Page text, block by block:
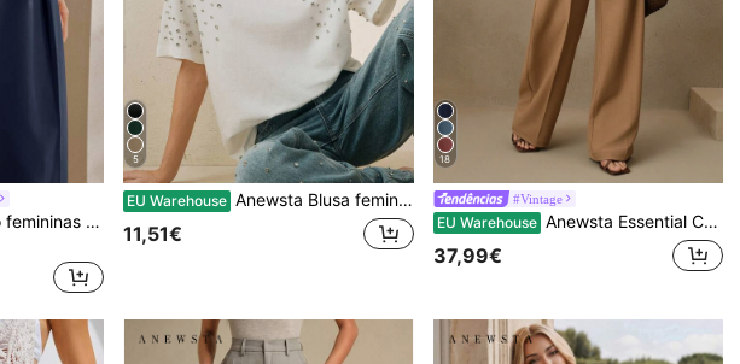
Anewsta Calças de fato femininas de verão plissadas de cintura alta com bolsos, elegantes, business casual, para deslocações, soltas e de perna larga
5
EU Warehouse Anewsta Blusa feminina branca casual de manga curta com gola redonda e detalhes em strass.
11,51€
18
#Vintage
EU Warehouse Anewsta Essential Calças casuais Maillard Classic Straight Leg para mulheres, adequadas para o ano novo, primavera/verão, dia dos namorados, casual de negócios
37,99€